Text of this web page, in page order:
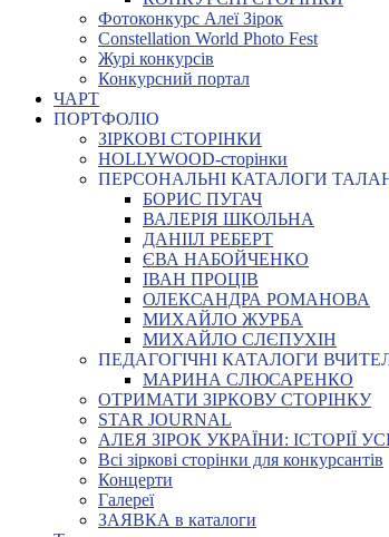
Фотоконкурс Алеї Зірок
Constellation World Photo Fest
Журі конкурсів
Конкурсний портал
ЧАРТ
ПОРТФОЛІО
ЗІРКОВІ СТОРІНКИ
HOLLYWOOD-сторінки
ПЕРСОНАЛЬНІ КАТАЛОГИ
БОРИС ПУГАЧ
ВАЛЕРІЯ ШКОЛЬНА
ДАНІІЛ РЕБЕРТ
ЄВА НАБОЙЧЕНКО
ІВАН ПРОЦІВ
ОЛЕКСАНДРА РОМАНОВА
МИХАЙЛО ЖУРБА
МИХАЙЛО СЛЄПУХІН
ПЕДАГОГІЧНІ КАТАЛОГИ
МАРИНА СЛЮСАРЕНКО
ОТРИМАТИ ЗІРКОВУ СТОРІНКУ
STAR JOURNAL
АЛЕЯ ЗІРОК УКРАЇНИ: ІСТОРІЇ
Всі зіркові сторінки для конкурсантів
Концерти
Галереї
ЗАЯВКА в каталоги